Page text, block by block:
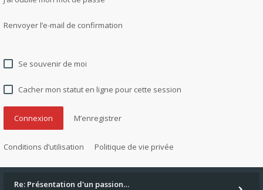
Renvoyer l’e-mail de confirmation
Se souvenir de moi
Cacher mon statut en ligne pour cette session
M’enregistrer
Conditions d’utilisation Politique de vie privée
Re: Présentation d'un passion…